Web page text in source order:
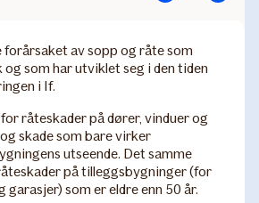
av sopp og råte som
som har utviklet seg i den tiden
i If.
råteskader på dører, vinduer og
skade som bare virker
utseende. Det samme
på tilleggsbygninger (for
garasjer) som er eldre enn 50 år.